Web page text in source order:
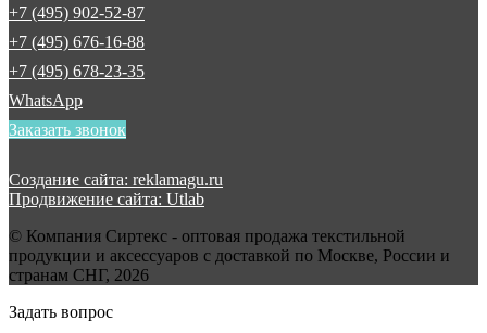
+7 (495) 902-52-87
+7 (495) 676-16-88
+7 (495) 678-23-35
WhatsApp
Заказать звонок
Создание сайта: reklamagu.ru
Продвижение сайта: Utlab
© Компания Сиртекс - оптовая продажа текстильной
продукции и аксессуаров с доставкой по Москве, России и
странам СНГ, 2026
Задать вопрос